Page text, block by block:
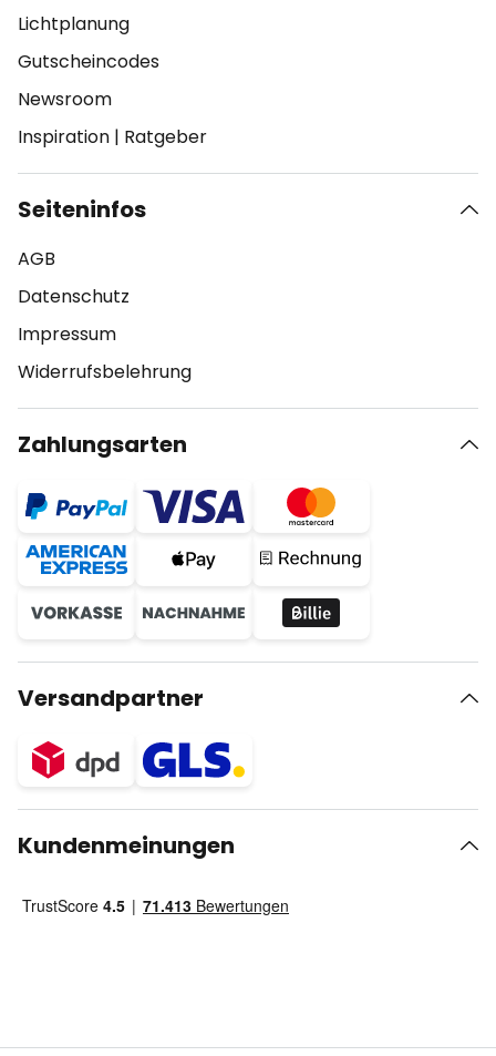
Lichtplanung
Gutscheincodes
Newsroom
Inspiration | Ratgeber
Seiteninfos
AGB
Datenschutz
Impressum
Widerrufsbelehrung
Zahlungsarten
Versandpartner
Kundenmeinungen